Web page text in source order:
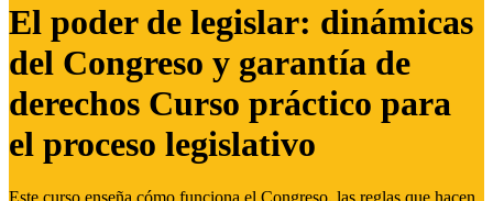
El poder de legislar: dinámicas
del Congreso y garantía de
derechos Curso práctico para
el proceso legislativo
Este curso enseña cómo funciona el Congreso, las reglas que hacen